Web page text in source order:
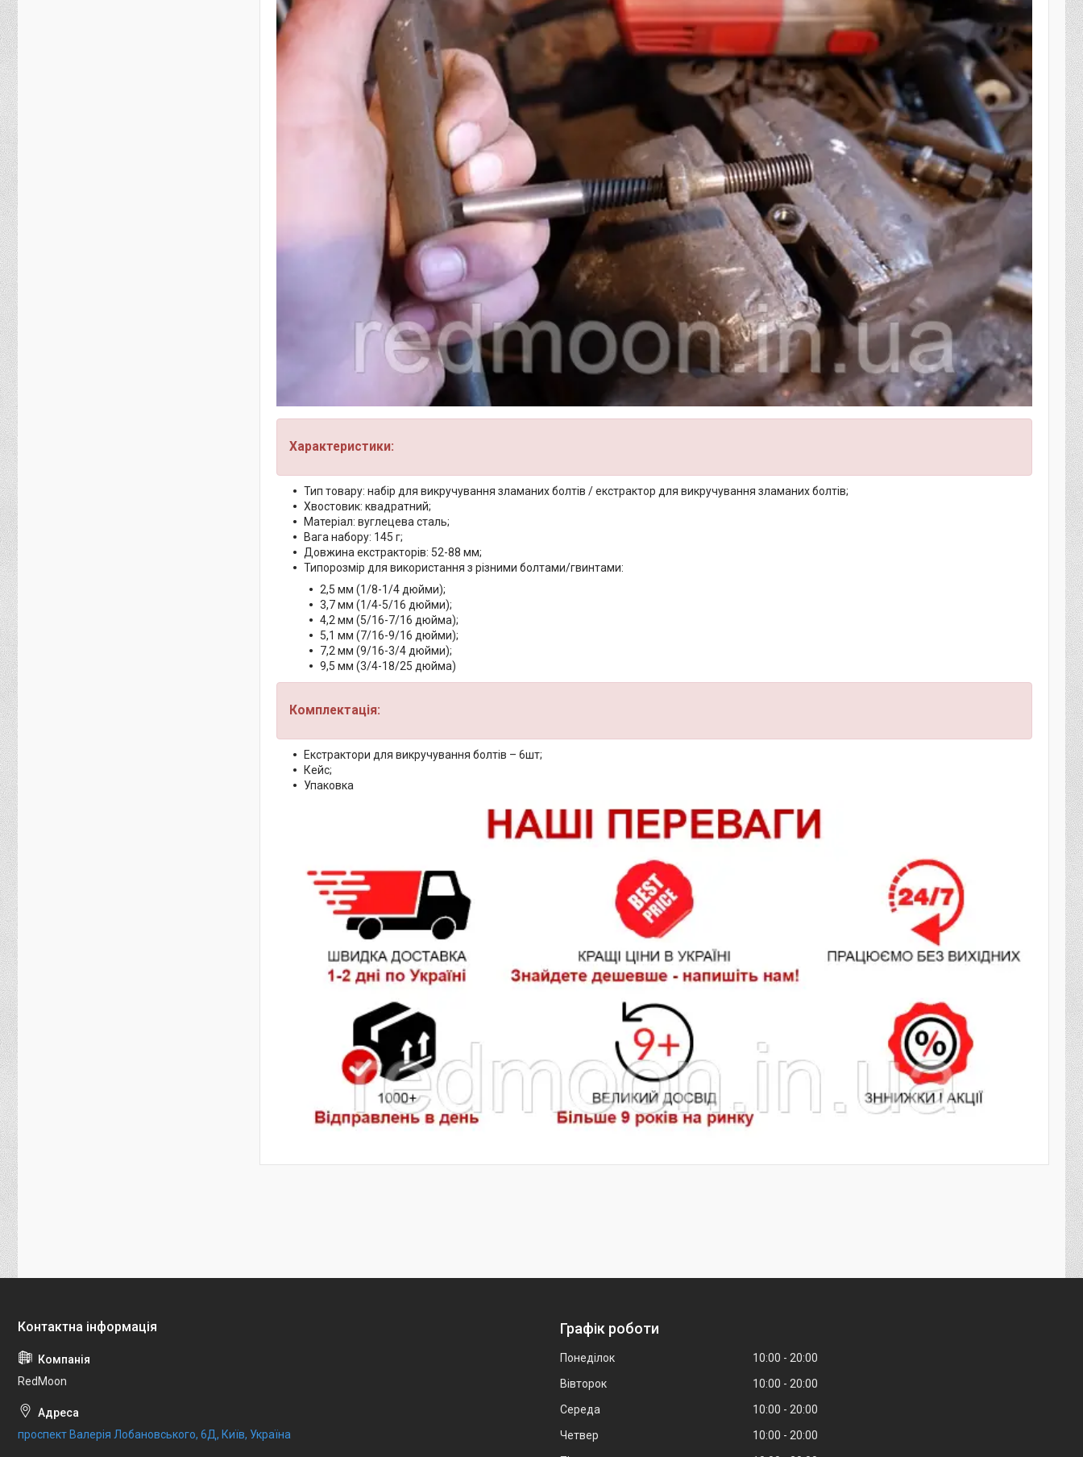
Характеристики:
Тип товару: набір для викручування зламаних болтів / екстрактор для викручування зламаних болтів;
Хвостовик: квадратний;
Матеріал: вуглецева сталь;
Вага набору: 145 г;
Довжина екстракторів: 52-88 мм;
Типорозмір для використання з різними болтами/гвинтами:
2,5 мм (1/8-1/4 дюйми);
3,7 мм (1/4-5/16 дюйми);
4,2 мм (5/16-7/16 дюйма);
5,1 мм (7/16-9/16 дюйми);
7,2 мм (9/16-3/4 дюйми);
9,5 мм (3/4-18/25 дюйма)
Комплектація:
Екстрактори для викручування болтів – 6шт;
Кейс;
Упаковка
RedMoon
проспект Валерія Лобановського, 6Д, Київ, Україна
Графік роботи
Понеділок 10:00
20:00
Вівторок
10:00
20:00
Середа
10:00
20:00
Четвер
10:00
20:00